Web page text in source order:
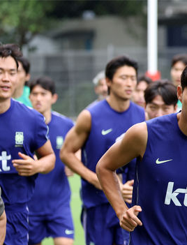
상승 마감…S&P 0.6% 나스닥 1.3%↑